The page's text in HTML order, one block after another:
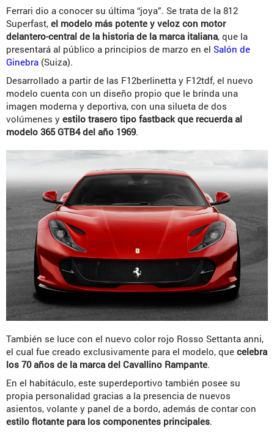
Ferrari dio a conocer su última “joya”. Se trata de la 812
Superfast, el modelo más potente y veloz con motor
delantero-central de la historia de la marca italiana, que la
presentará al público a principios de marzo en el Salón de
Ginebra (Suiza).
Desarrollado a partir de las F12berlinetta y F12tdf, el nuevo
modelo cuenta con un diseño propio que le brinda una
imagen moderna y deportiva, con una silueta de dos
volúmenes y estilo trasero tipo fastback que recuerda al
modelo 365 GTB4 del año 1969.
También se luce con el nuevo color rojo Rosso Settanta anni,
el cual fue creado exclusivamente para el modelo, que celebra
los 70 años de la marca del Cavallino Rampante.
En el habitáculo, este superdeportivo también posee su
propia personalidad gracias a la presencia de nuevos
asientos, volante y panel de a bordo, además de contar con
estilo flotante para los componentes principales.